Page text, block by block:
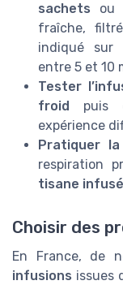
sachets ou
fraîche,
indiqué sur
entre 5 et 10
Tester
froid puis
expérience
Pratiquer
respiration
tisane
Choisir des
En France, de
infusions issues